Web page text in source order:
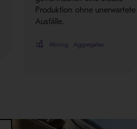
Produktion ohne unerwartete
Ausfälle.
Mining Aggregates